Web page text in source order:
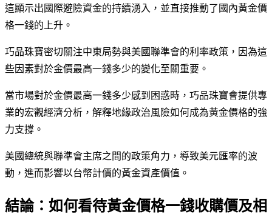
這顯示出國際避險資金的持續湧入，並直接推動了國內黃金價
格一錢的上升。
巧品珠寶密切關注中東局勢與美國聯準會的利率政策，因為這
些因素對於金價最高一錢多少的變化至關重要。
當市場對於金價最高一錢多少感到困惑時，巧品珠寶會提供專
業的宏觀經濟分析，解釋地緣政治風險如何成為黃金價格的強
力支撐。
美國總統與聯準會主席之間的政策角力，導致美元匯率的波
動，進而影響以台幣計價的黃金資產價值。
結論：如何看待黃金價格一錢收購價及相